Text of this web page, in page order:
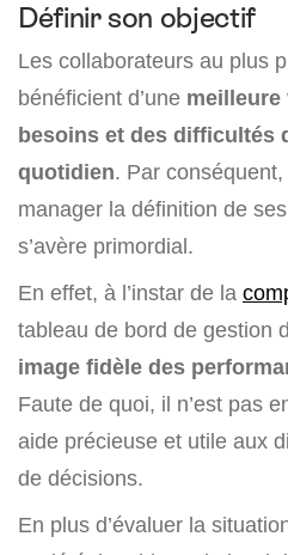
Définir son objectif
Les collaborateurs au plus
bénéficient d’une
besoins et des difficultés
quotidien. Par
manager la définition de
s’avère primordial.
En effet, à l’instar de la
tableau de bord de gestion
image fidèle des
Faute de quoi, il n’est pas
aide précieuse et utile aux
de décisions.
En plus d’évaluer la